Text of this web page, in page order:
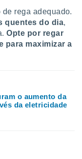
rega adequado.
quentes do dia,
Opte por regar
para maximizar a
o aumento da
da eletricidade